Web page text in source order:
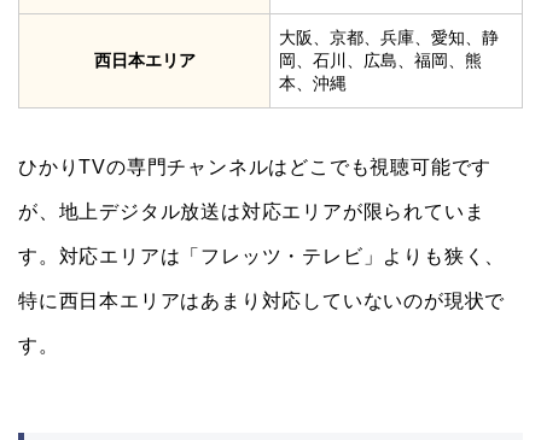
西日本エリア
大阪、京都、兵庫、愛知、静
岡、石川、広島、福岡、熊
本、沖縄
ひかりTVの専門チャンネルはどこでも視聴可能です
が、地上デジタル放送は対応エリアが限られていま
す。対応エリアは「フレッツ・テレビ」よりも狭く、
特に西日本エリアはあまり対応していないのが現状で
す。